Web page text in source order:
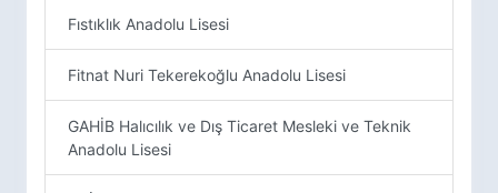
Fıstıklık Anadolu Lisesi
Fitnat Nuri Tekerekoğlu Anadolu Lisesi
GAHİB Halıcılık ve Dış Ticaret Mesleki ve Teknik
Anadolu Lisesi